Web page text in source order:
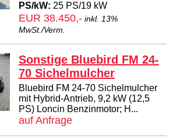
PS/kW: 25 PS/19 kW
EUR 38.450,- inkl. 13%
MwSt./Verm.
Sonstige Bluebird FM 24-
70 Sichelmulcher
Bluebird FM 24-70 Sichelmulcher
mit Hybrid-Antrieb, 9,2 kW (12,5
PS) Loncin Benzinmotor; H...
auf Anfrage